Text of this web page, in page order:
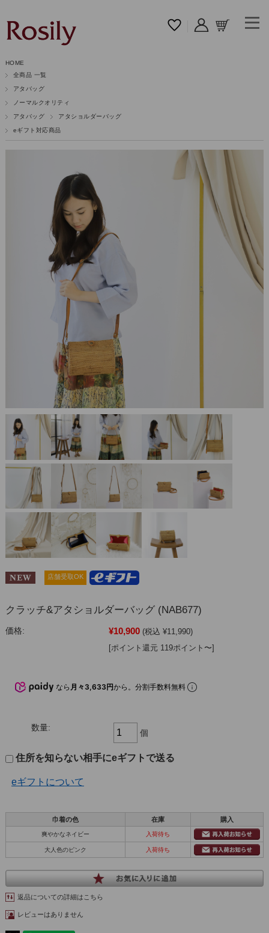
HOME
全商品 一覧
アタバッグ
ノーマルクオリティ
アタバッグ アタショルダーバッグ
eギフト対応商品
店舗受取OK
クラッチ&アタショルダーバッグ (NAB677)
価格: ¥10,900 (税込 ¥11,990)
[ポイント還元 119ポイント〜]
なら 月々3,633円から。分割手数料無料
数量:
個
住所を知らない相手にeギフトで送る
eギフトについて
巾着の色 在庫 購入
爽やかなネイビー 入荷待ち
大人色のピンク 入荷待ち
返品についての詳細はこちら
レビューはありません